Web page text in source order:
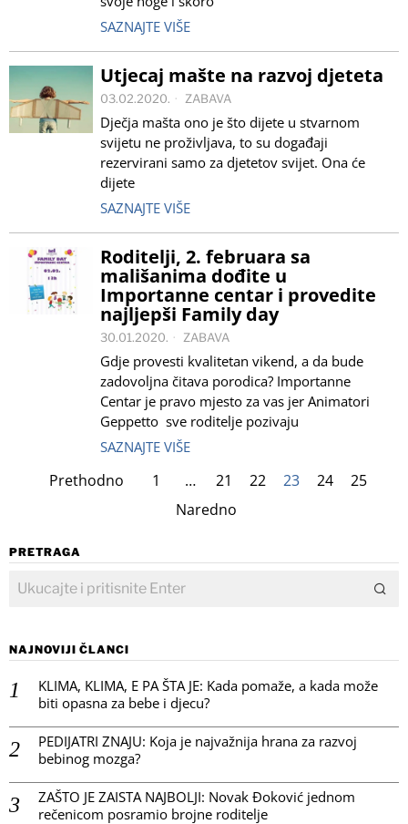
SAZNAJTE VIŠE
Utjecaj mašte na razvoj djeteta
03.02.2020. ZABAVA
Dječja mašta ono je što dijete u stvarnom
svijetu ne proživljava, to su događaji
rezervirani samo za djetetov svijet. Ona će
dijete
SAZNAJTE VIŠE
Roditelji, 2. februara sa
mališanima dođite u
Importanne centar i provedite
najljepši Family day
30.01.2020. ZABAVA
Gdje provesti kvalitetan vikend, a da bude
zadovoljna čitava porodica? Importanne
Centar je pravo mjesto za vas jer Animatori
Geppetto sve roditelje pozivaju
SAZNAJTE VIŠE
Prethodno 1 … 21 22 23 24
25
Naredno
PRETRAGA
NAJNOVIJI ČLANCI
KLIMA, KLIMA, E PA ŠTA JE: Kada pomaže, a kada može
biti opasna za bebe i djecu?
PEDIJATRI ZNAJU: Koja je najvažnija hrana za razvoj
bebinog mozga?
ZAŠTO JE ZAISTA NAJBOLJI: Novak Đoković jednom
rečenicom posramio brojne roditelje